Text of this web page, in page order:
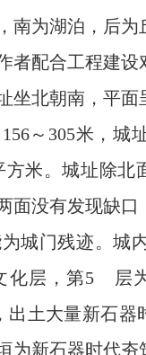
南为湖泊，后为
者配合工程建设
坐北朝南，平面
～305米，城
米。城址除北
面没有发现缺口
城门残迹。城
化层，第5 层
出土大量新石器
为新石器时代夯